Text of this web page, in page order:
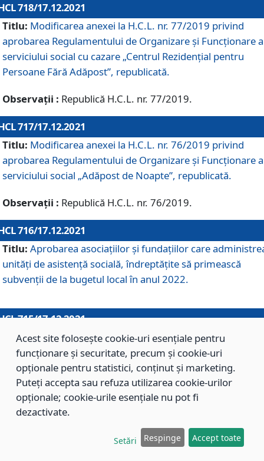
718/17.12.2021
Titlu: Modificarea anexei la H.C.L. nr. 77/2019 privind
aprobarea Regulamentului de Organizare și Funcționare
serviciului social cu cazare „Centrul Rezidențial pentru
Persoane Fără Adăpost”, republicată.
Observații : Republică H.C.L. nr. 77/2019.
717/17.12.2021
Titlu: Modificarea anexei la H.C.L. nr. 76/2019 privind
aprobarea Regulamentului de Organizare şi Funcționare
serviciului social „Adăpost de Noapte”, republicată.
Observații : Republică H.C.L. nr. 76/2019.
716/17.12.2021
Titlu: Aprobarea asociaţiilor şi fundaţiilor care
unităţi de asistenţă socială, îndreptăţite să primească
subvenţii de la bugetul local în anul 2022.
715/17.12.2021
Titlu: Aprobarea Planului de acţiuni sau lucrări de interes
local pentru anul 2022.
714/17.12.2021
Titlu: Modificarea Anexei la H.C.L. nr. 709/2020 privind
aprobarea Regulamentului de Organizare şi Funcţionare
Direcţiei de Asistenţă Socială Braşov.
Acest site folosește cookie-uri esențiale pentru
funcționare și securitate, precum și cookie-uri
opționale pentru statistici, conținut și marketing.
Puteți accepta sau refuza utilizarea cookie-urilor
opționale; cookie-urile esențiale nu pot fi
dezactivate.
Setări Respinge Accept toate